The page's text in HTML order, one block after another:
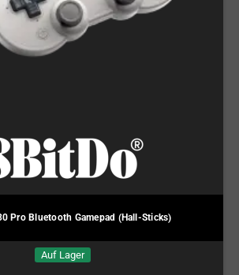
Pro Bluetooth Gamepad (Hall-Sticks)
Auf Lager